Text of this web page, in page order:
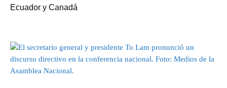
Ecuador y Canadá